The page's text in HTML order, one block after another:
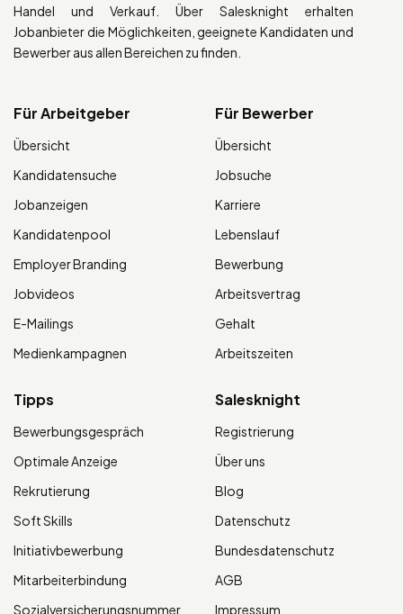
Handel und Verkauf. Über Salesknight erhalten
Jobanbieter die Möglichkeiten, geeignete Kandidaten und
Bewerber aus allen Bereichen zu finden.
Für Arbeitgeber
Übersicht
Kandidatensuche
Jobanzeigen
Kandidatenpool
Employer Branding
Jobvideos
E-Mailings
Medienkampagnen
Für Bewerber
Übersicht
Jobsuche
Karriere
Lebenslauf
Bewerbung
Arbeitsvertrag
Gehalt
Arbeitszeiten
Tipps
Bewerbungsgespräch
Optimale Anzeige
Rekrutierung
Soft Skills
Initiativbewerbung
Mitarbeiterbindung
Sozialversicherungsnummer
Salesknight
Registrierung
Über uns
Blog
Datenschutz
Bundesdatenschutz
AGB
Impressum